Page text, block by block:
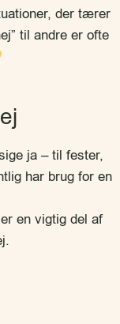
der tærer
til andre er ofte
ja – til fester,
har brug for en
en vigtig del af